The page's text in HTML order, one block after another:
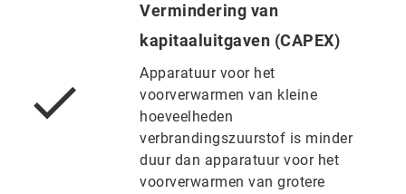
Vermindering van
kapitaaluitgaven (CAPEX)
Apparatuur voor het
voorverwarmen van kleine
hoeveelheden
verbrandingszuurstof is minder
duur dan apparatuur voor het
voorverwarmen van grotere